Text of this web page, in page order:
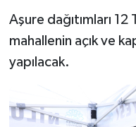
Aşure dağıtımları
mahallenin açık ve
yapılacak.